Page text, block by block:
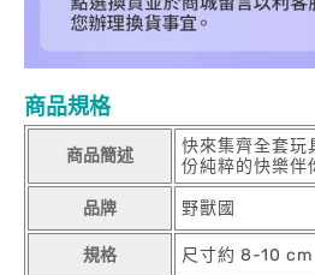
商品規格
商品簡述
快來集齊全套
份純粹的快樂伴
品牌 野獸國
規格 尺寸約 8-10 cm